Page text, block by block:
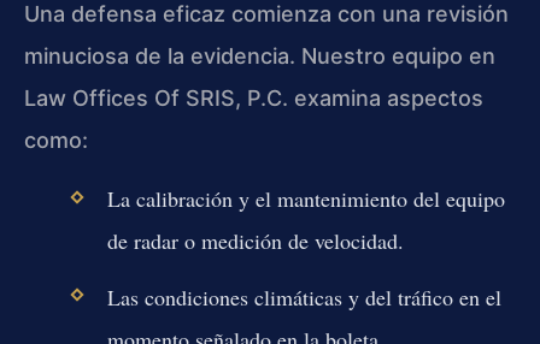
Una defensa eficaz comienza con una revisión
minuciosa de la evidencia. Nuestro equipo en
Law Offices Of SRIS, P.C. examina aspectos
como:
La calibración y el mantenimiento del equipo
de radar o medición de velocidad.
Las condiciones climáticas y del tráfico en el